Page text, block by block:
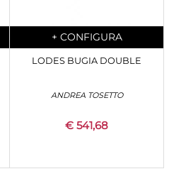
Quantità
+ CONFIGURA
LODES BUGIA DOUBLE
ANDREA TOSETTO
€ 541,68